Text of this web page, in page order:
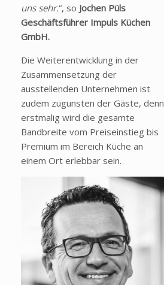
uns sehr.“, so Jochen Püls
Geschäftsführer Impuls Küchen
GmbH.
Die Weiterentwicklung in der
Zusammensetzung der
ausstellenden Unternehmen ist
zudem zugunsten der Gäste, denn
erstmalig wird die gesamte
Bandbreite vom Preiseinstieg bis
Premium im Bereich Küche an
einem Ort erlebbar sein.